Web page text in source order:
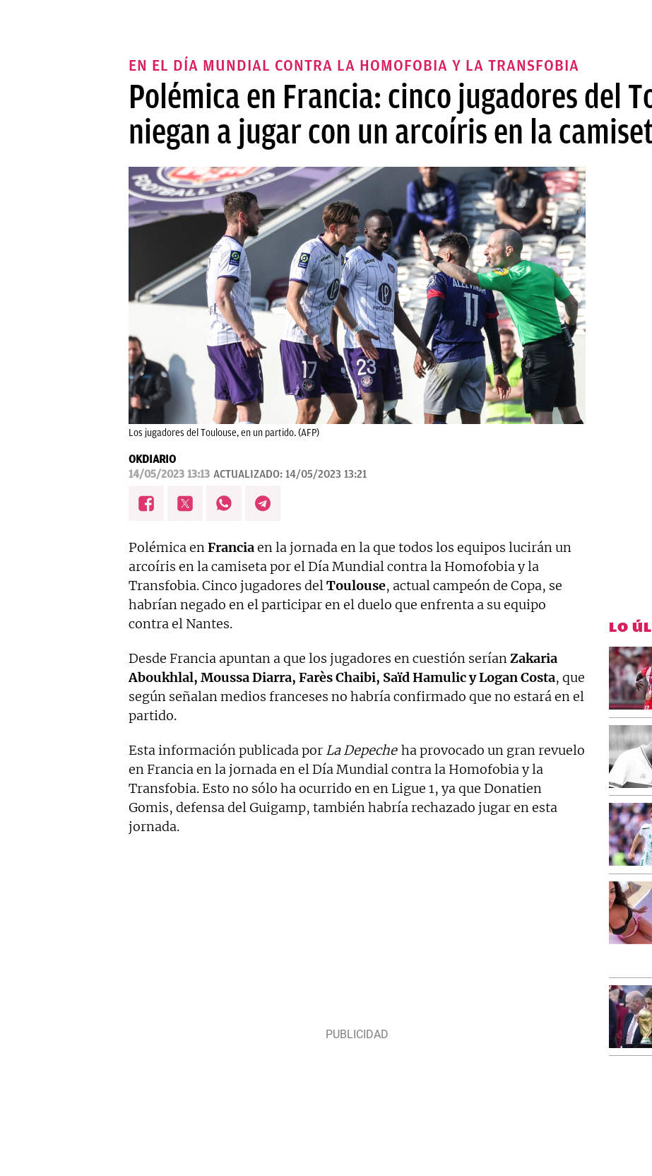
EN EL DÍA MUNDIAL CONTRA LA HOMOFOBIA Y LA TRANSFOBIA
Polémica en Francia: cinco jugadores del
niegan a jugar con un arcoíris en la
Los jugadores del Toulouse, en un partido. (AFP)
OKDIARIO
14/05/2023 13:13 ACTUALIZADO: 14/05/2023 13:21
Polémica enFranciaen la jornada en la que todos los equipos lucirán un
arcoíris en la camiseta por el Día Mundial contra la Homofobia y la
Transfobia. Cinco jugadores delToulouse, actual campeón de Copa, se
habrían negado en el participar en el duelo que enfrenta a su equipo
contra el Nantes.
Desde Francia apuntan a que los jugadores en cuestión seríanZakaria
Aboukhlal, Moussa Diarra, Farès Chaibi, Saïd Hamulic y Logan Costa, que
según señalan medios franceses no habría confirmado que no estará en el
partido.
Esta información publicada por La Depeche ha provocado un gran revuelo
en Francia en la jornada en el Día Mundial contra la Homofobia y la
Transfobia. Esto no sólo ha ocurrido en en Ligue 1, ya que Donatien
Gomis, defensa del Guigamp, también habría rechazado jugar en esta
jornada.
LO